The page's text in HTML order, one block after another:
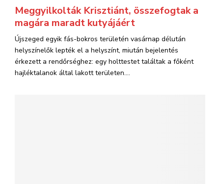
Meggyilkolták Krisztiánt, összefogtak a
magára maradt kutyájáért
Újszeged egyik fás-bokros területén vasárnap délután
helyszínelők lepték el a helyszínt, miután bejelentés
érkezett a rendőrséghez: egy holttestet találtak a főként
hajléktalanok által lakott területen....